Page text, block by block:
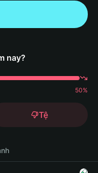
nay?
50%
Tệ